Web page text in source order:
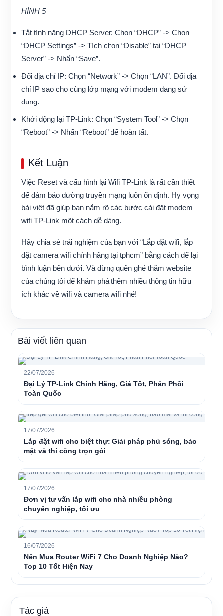
HÌNH 5
Tắt tính năng DHCP Server: Chọn “DHCP” -> Chọn
“DHCP Settings” -> Tích chọn “Disable” tại “DHCP
Server” -> Nhấn “Save”.
Đổi địa chỉ IP: Chọn “Network” -> Chọn “LAN”. Đổi địa
chỉ IP sao cho cùng lớp mạng với modem đang sử
dụng.
Khởi động lại TP-Link: Chọn “System Tool” -> Chọn
“Reboot” -> Nhấn “Reboot” để hoàn tất.
Kết Luận
Việc Reset và cấu hình lại Wifi TP-Link là rất cần thiết
để đảm bảo đường truyền mạng luôn ổn định. Hy vọng
bài viết đã giúp bạn nắm rõ các bước cài đặt modem
wifi TP-Link một cách dễ dàng.
Hãy chia sẻ trải nghiệm của bạn với “Lắp đặt wifi, lắp
đặt camera wifi chính hãng tại tphcm” bằng cách để lại
bình luận bên dưới. Và đừng quên ghé thăm website
của chúng tôi để khám phá thêm nhiều thông tin hữu
ích khác về wifi và camera wifi nhé!
Bài viết liên quan
22/07/2026
Đại Lý TP-Link Chính Hãng, Giá Tốt, Phân Phối
Toàn Quốc
17/07/2026
Lắp đặt wifi cho biệt thự: Giải pháp phủ sóng, bảo
mật và thi công trọn gói
17/07/2026
Đơn vị tư vấn lắp wifi cho nhà nhiều phòng
chuyên nghiệp, tối ưu
16/07/2026
Nên Mua Router WiFi 7 Cho Doanh Nghiệp Nào?
Top 10 Tốt Hiện Nay
Tác giả